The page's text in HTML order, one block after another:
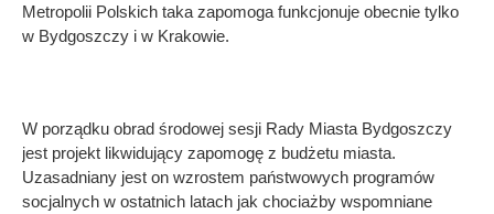
Metropolii Polskich taka zapomoga funkcjonuje obecnie tylko
w Bydgoszczy i w Krakowie.
W porządku obrad środowej sesji Rady Miasta Bydgoszczy
jest projekt likwidujący zapomogę z budżetu miasta.
Uzasadniany jest on wzrostem państwowych programów
socjalnych w ostatnich latach jak chociażby wspomniane